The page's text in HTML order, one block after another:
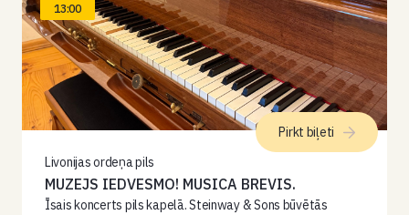
13:00
Livonijas ordeņa pils
MUZEJS IEDVESMO! MUSICA BREVIS.
Īsais koncerts pils kapelā. Steinway & Sons būvētās
Pirkt biļeti